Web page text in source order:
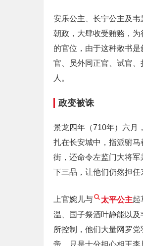
安乐公主、长宁公主及
朝政，大肆收受贿赂，
的官位，由于这种敕书
官、员外同正官、试官
人。
政变被诛
景龙四年（710年）六月
扎在长安城中，指派驸
街，还命令左监门大将
下三品，让他们仍然担
上官婉儿与 太平公主起
温、国子祭酒叶静能以
所控制，他们大量网罗
帝，只是十分担心相王李